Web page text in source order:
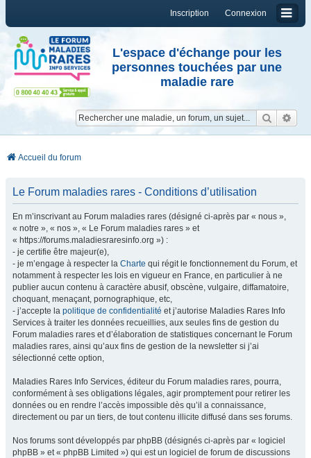
Connexion
Inscription
L'espace d'échange pour les
personnes touchées par une
maladie rare
Accueil du forum
Le Forum maladies rares - Conditions d’utilisation
En m’inscrivant au Forum maladies rares (désigné ci-après par « nous »,
« notre », « nos », « Le Forum maladies rares » et
« https://forums.maladiesraresinfo.org ») :
- je certifie être majeur(e),
- je m’engage à respecter la Charte qui régit le fonctionnement du Forum, et
notamment à respecter les lois en vigueur en France, en particulier à ne
publier aucun contenu à caractère abusif, obscène, vulgaire, diffamatoire,
choquant, menaçant, pornographique, etc,
- j’accepte la politique de confidentialité et j’autorise Maladies Rares Info
Services à traiter les données recueillies, aux seules fins de gestion du
Forum maladies rares et d’élaboration de statistiques concernant le Forum
maladies rares, ainsi qu’aux fins de gestion de la newsletter si j’ai
sélectionné cette option,
Maladies Rares Info Services, éditeur du Forum maladies rares, pourra,
conformément à ses obligations légales, agir promptement pour retirer les
données ou en rendre l’accès impossible dès qu’il a connaissance,
directement ou par un tiers, de tout contenu illicite diffusé dans ses forums.
Nos forums sont développés par phpBB (désignés ci-après par « logiciel
phpBB » et « phpBB Limited ») qui est un logiciel de forum de discussions